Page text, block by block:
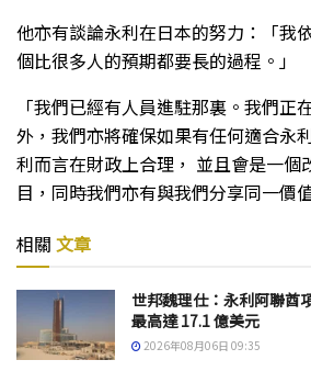
他亦有談論永利在日本的努力：「我
個比很多人的預期都要長的過程。」
「我們已經有人員進駐那裏。我們正
外，我們亦將確保如果有任何適合永
利而言在財政上合理， 並且會是一個
目，同時我們亦有與我們分享同一價
相關 文章
世邦魏理仕：永利阿聯酋
最高達 17.1 億美元
2026年08月06日 09:35